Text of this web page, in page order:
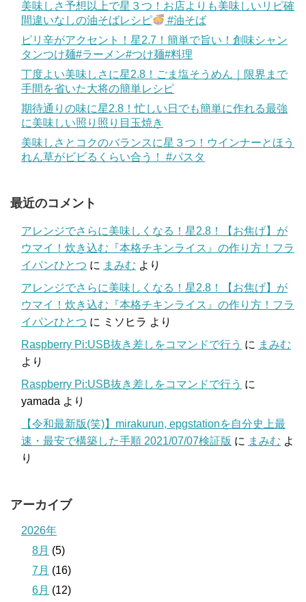
美味しさ予想以上で星３つ！お店よりも美味しいリピ確
間違いなしの油そばレシピ
#油そば
ピリ辛がアクセント！星2.7！簡単で旨い！創味シャン
タンつけ麺#ラーメン#つけ麺#料理
丁度よい美味しさに星2.8！ごま塩そうめん｜限界まで
手間を省いた大将の簡単レシピ
期待通りの味に星2.8！忙しい日でも簡単に作れる最強
に美味しい照り照り目玉焼き
美味しさとコクのバランスに星３つ！ウインナーとほう
れん草がビビるくらい合う！ #パスタ
最近のコメント
アレンジでさらに美味しくなる！星2.8！【お焦げ】が
ウマイ！炊き込む『本格チキンライス』の作り方！フラ
イパンひとつ に まみむ より
アレンジでさらに美味しくなる！星2.8！【お焦げ】が
ウマイ！炊き込む『本格チキンライス』の作り方！フラ
イパンひとつ に ミソヒラ より
Raspberry Pi:USB抜き差しをコマンドで行う に まみむ
より
Raspberry Pi:USB抜き差しをコマンドで行う に
yamada より
【令和最新版(笑)】mirakurun, epgstationを自分史上最
速・最安で構築した手順 2021/07/07検証版 に まみむ よ
り
アーカイブ
2026年
8月 (5)
7月 (16)
6月 (12)